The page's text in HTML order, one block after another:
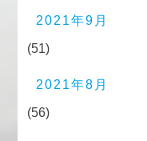
2021年9月
(51)
2021年8月
(56)